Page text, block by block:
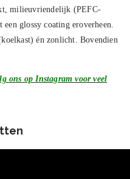
milieuvriendelijk (PEFC-
glossy coating eroverheen.
én zonlicht. Bovendien
ons op Instagram voor veel